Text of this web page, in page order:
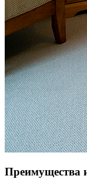
Преимущества